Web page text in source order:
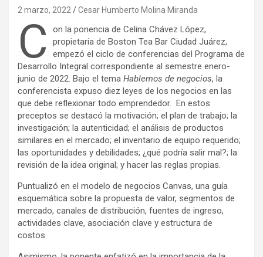
2 marzo, 2022 Cesar Humberto Molina Miranda
C
on la ponencia de Celina Chávez López,
propietaria de Boston Tea Bar Ciudad Juárez,
empezó el ciclo de conferencias del Programa de
Desarrollo Integral correspondiente al semestre enero-
junio de 2022. Bajo el tema Hablemos de negocios, la
conferencista expuso diez leyes de los negocios en las
que debe reflexionar todo emprendedor. En estos
preceptos se destacó la motivación; el plan de trabajo; la
investigación; la autenticidad; el análisis de productos
similares en el mercado; el inventario de equipo requerido;
las oportunidades y debilidades; ¿qué podría salir mal?; la
revisión de la idea original; y hacer las reglas propias.
Puntualizó en el modelo de negocios Canvas, una guía
esquemática sobre la propuesta de valor, segmentos de
mercado, canales de distribución, fuentes de ingreso,
actividades clave, asociación clave y estructura de
costos.